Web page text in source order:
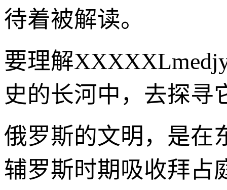
待着被解读。
要理解
史的长河中，去探寻
俄罗斯的文明，是在
辅罗斯时期吸收拜占